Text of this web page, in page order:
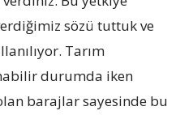
sözü tuttuk ve
Tarım
durumda iken
barajlar sayesinde bu